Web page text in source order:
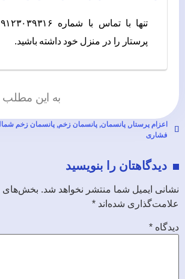
پرستار را در منزل خود داشته باشید.
به این مطلب
اعزام پرستار , پانسمان, پانسمان زخم, پانسمان زخم
فشاری
دیدگاهتان را بنویسید
نشانی ایمیل شما منتشر نخواهد شد. بخش‌های
علامت‌گذاری شده‌اند *
دیدگاه *